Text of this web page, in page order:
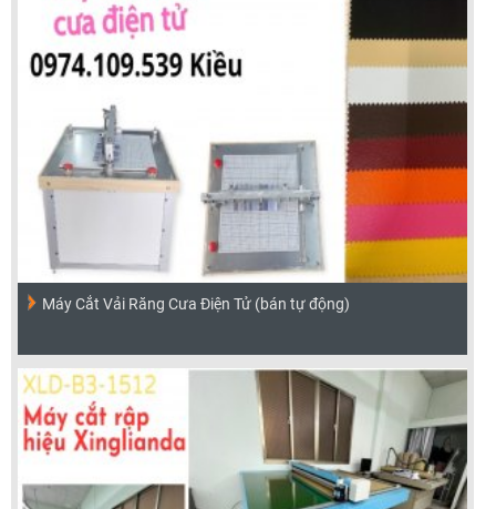
Máy Cắt Vải Răng Cưa Điện Tử (bán tự động)